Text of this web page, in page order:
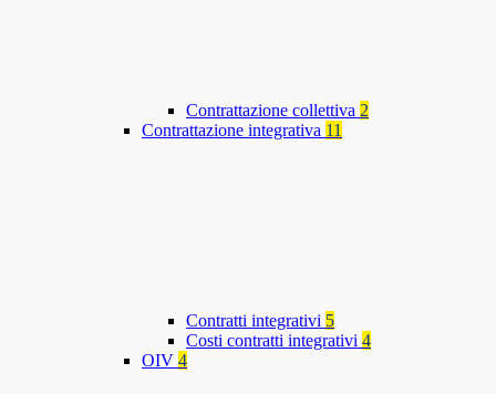
Contrattazione collettiva 2
Contrattazione integrativa 11
Contratti integrativi 5
Costi contratti integrativi 4
OIV 4